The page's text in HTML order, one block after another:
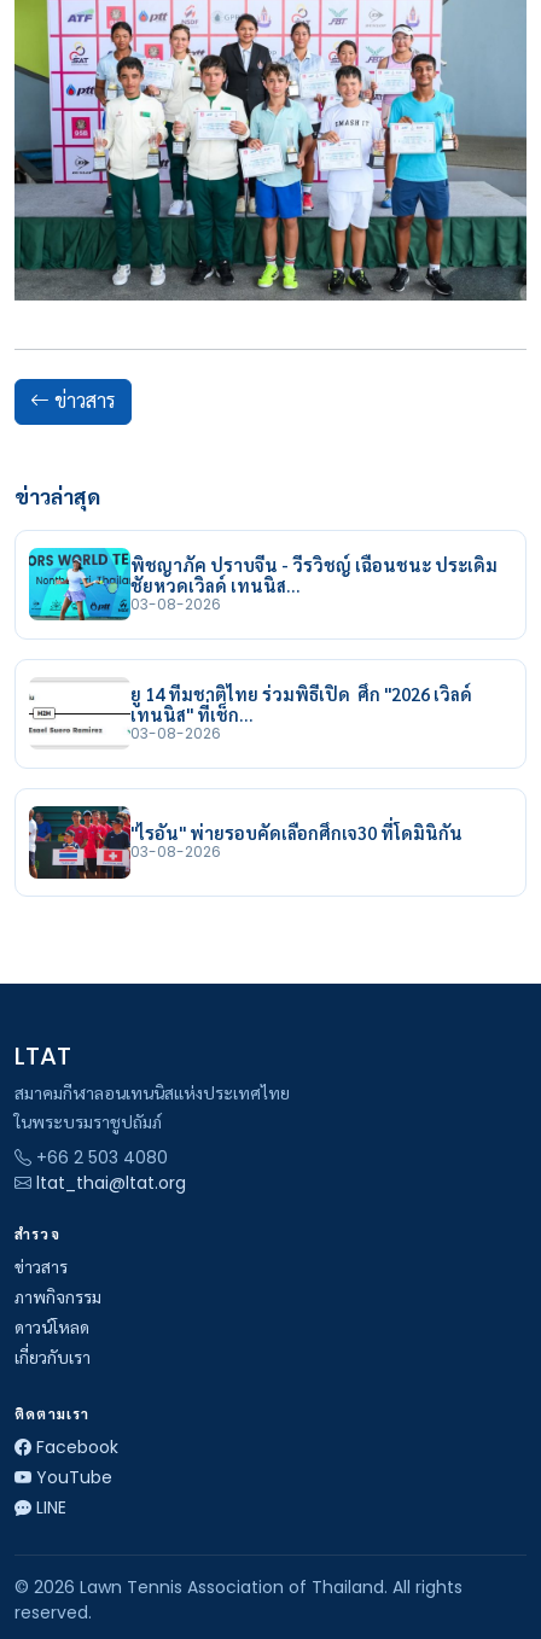
ข่าวสาร
ข่าวล่าสุด
พิชญาภัค ปราบจีน - วีรวิชญ์ เฉือนชนะ ประเดิม
ชัยหวดเวิลด์ เทนนิส…
03-08-2026
ยู 14 ทีมชาติไทย ร่วมพิธีเปิด ศึก "2026 เวิลด์
เทนนิส" ที่เช็ก…
03-08-2026
"ไรอัน" พ่ายรอบคัดเลือกศึกเจ30 ที่โดมินิกัน
03-08-2026
LTAT
สมาคมกีฬาลอนเทนนิสแห่งประเทศไทย
ในพระบรมราชูปถัมภ์
+66 2 503 4080
ltat_thai@ltat.org
สำรวจ
ข่าวสาร
ภาพกิจกรรม
ดาวน์โหลด
เกี่ยวกับเรา
ติดตามเรา
Facebook
YouTube
LINE
© 2026 Lawn Tennis Association of Thailand. All rights
reserved.